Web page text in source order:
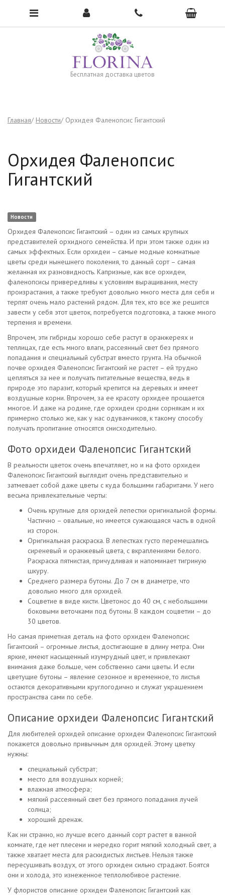
Бесплатная доставка цветов
Чтобы открыть меню, нажмите сюда →
Главная Новости Орхидея Фаленопсис Гигантский
Орхидея Фаленопсис
Гигантский
Новости
Орхидея Фаленопсис Гигантский – один из самых крупных
представителей орхидного семейства. И при этом также один из
самых эффектных. Если орхидеи – самые модные комнатные
цветы среди нынешнего поколения, то данный сорт – самая
желанная их разновидность. Капризные, как все орхидеи,
фаленопсисы привередливы к условиям выращивания, месту
произрастания, а также требуют довольно много места для себя и
терпят очень мало растений рядом. Для тех, кто все же решится
завести у себя этот цветок, потребуется подготовка, а также много
терпения и времени.
Впрочем, эти гибриды хорошо себе растут в оранжереях и
теплицах, где есть много влаги, рассеянный свет без прямого
попадания и специальный субстрат вместо грунта. На обычной
почве орхидея Фаленопсис Гигантский не растет – ей трудно
цепляться за нее и получать питательные вещества, ведь в
природе это паразит, который крепится на деревьях и имеет
воздушные корни. Впрочем, за ее красоту орхидее прощается
многое. И даже на родине, где орхидеи сродни сорнякам и их
примерно столько же, как у нас одуванчиков, к такому способу
получать пропитание относятся снисходительно.
Фото орхидеи Фаленопсис Гигантский
В реальности цветок очень впечатляет, но и на фото орхидеи
Фаленопсис Гигантский выглядит очень представительно и
затмевает собой даже цветы с куда большими габаритами. У него
весьма привлекательные черты:
Очень крупные для орхидей лепестки оригинальной формы.
Частично – овальные, но имеется сужающаяся часть в одной
из сторон.
Оригинальная раскраска. В лепестках густо перемешались
сиреневый и оранжевый цвета, с вкраплениями белого.
Раскраска пятнистая, причудливая и напоминает тигриную
шкуру.
Среднего размера бутоны. До 7 см в диаметре, что
довольно много для орхидей.
Соцветие в виде кисти. Цветонос до 40 см, с небольшими
боковыми веточками под бутоны. В каждом соцветии – до
30 цветов.
Но самая приметная деталь на фото орхидеи Фаленопсис
Гигантский – огромные листья, достигающие в длину метра. Они
яркие, имеют насыщенный изумрудный цвет, и привлекают
внимания даже больше, чем собственно сами цветы. И если
цветущие бутоны – явление сезонное и временное, то листья
остаются декоративными круглогодично и служат украшением
пространства сами по себе.
Описание орхидеи Фаленопсис Гигантский
Для любителей орхидей описание орхидеи Фаленопсис Гигантский
покажется довольно привычным для орхидей. Этому цветку
нужны:
специальный субстрат;
место для воздушных корней;
влажная атмосфера;
мягкий рассеянный свет без прямого попадания лучей
солнца;
хороший дренаж.
Как ни странно, но лучше всего данный сорт растет в ванной
комнате, где нет плесени и нередко горит мягкий холодный свет, а
также хватает места для раскидистых листьев. Нельзя также
пересушивать воздух, от этого орхидеи сильно страдают. Боятся
они и холода, это изнеженное теплолюбивое растение.
У флористов описание орхидеи Фаленопсис Гигантский как